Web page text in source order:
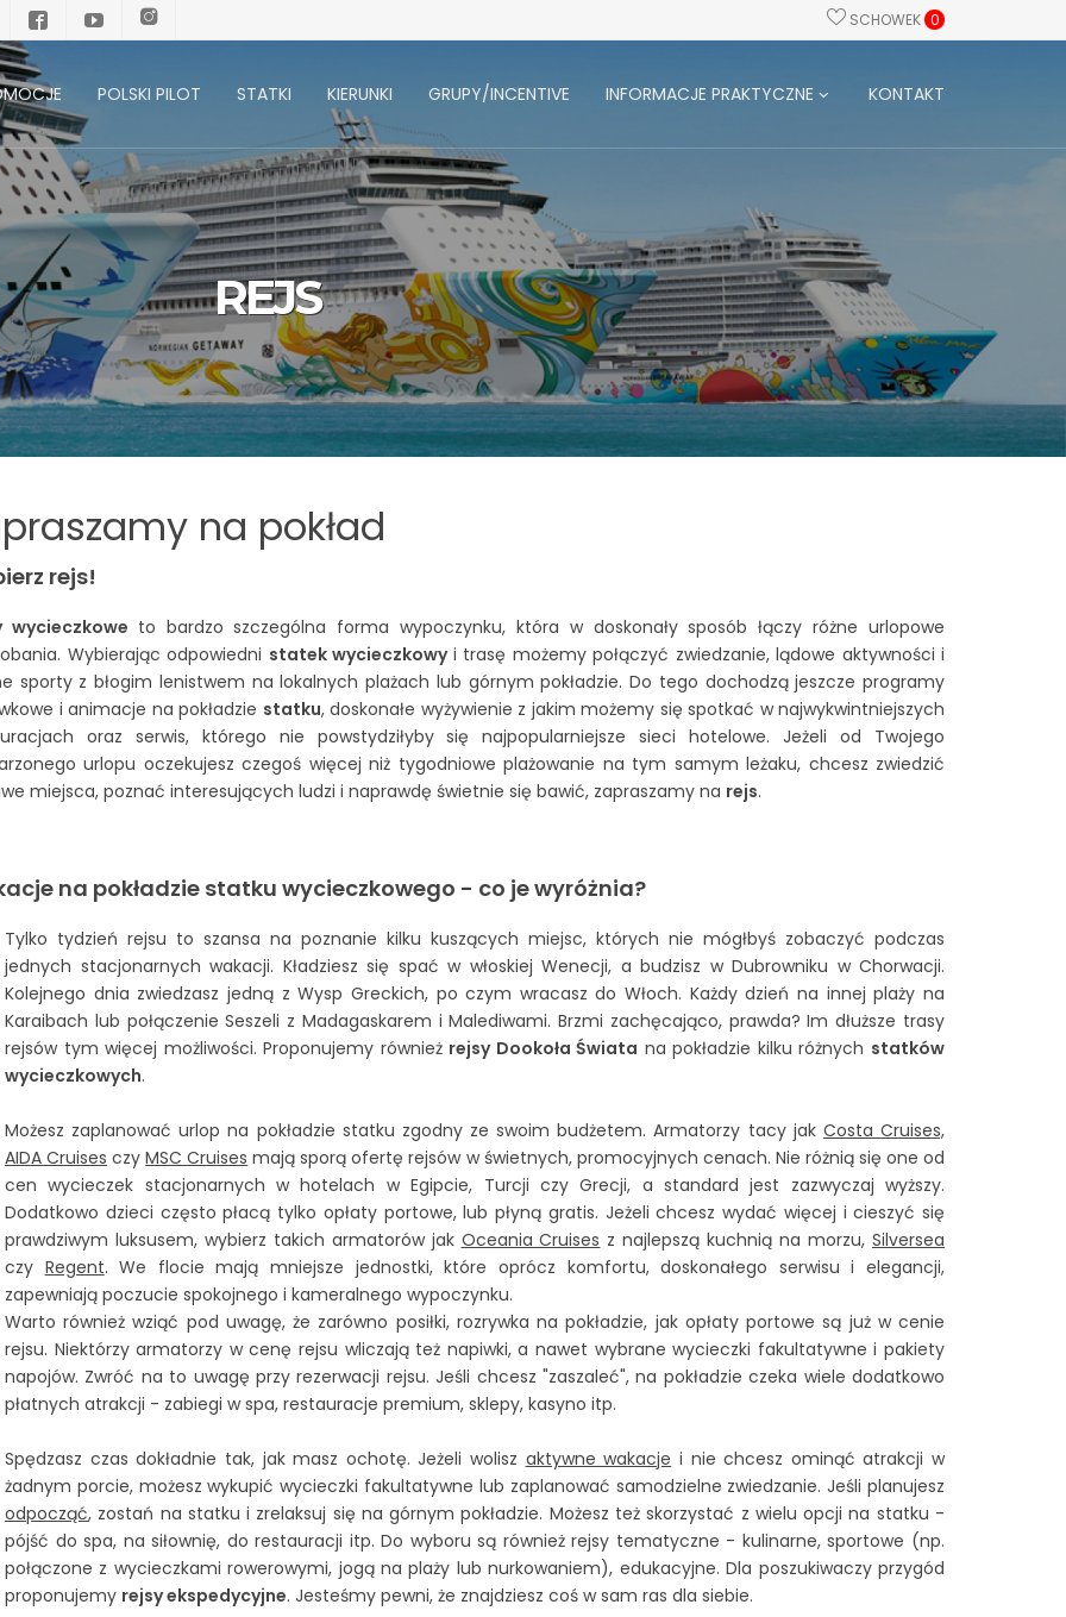
SCHOWEK 0
POLSKI PILOT STATKI KIERUNKI GRUPY/INCENTIVE INFORMACJE PRAKTYCZNE KONTAKT
REJS
na pokład
rejs!
wycieczkowe to bardzo szczególna forma wypoczynku, która w doskonały sposób łączy różne urlopowe
Wybierając odpowiedni statek wycieczkowy i trasę możemy połączyć zwiedzanie, lądowe aktywności i
sporty z błogim lenistwem na lokalnych plażach lub górnym pokładzie. Do tego dochodzą jeszcze programy
i animacje na pokładzie statku, doskonałe wyżywienie z jakim możemy się spotkać w najwykwintniejszych
oraz serwis, którego nie powstydziłyby się najpopularniejsze sieci hotelowe. Jeżeli od Twojego
urlopu oczekujesz czegoś więcej niż tygodniowe plażowanie na tym samym leżaku, chcesz zwiedzić
miejsca, poznać interesujących ludzi i naprawdę świetnie się bawić, zapraszamy na rejs.
na pokładzie statku wycieczkowego - co je wyróżnia?
Tylko tydzień rejsu to szansa na poznanie kilku kuszących miejsc, których nie mógłbyś zobaczyć podczas
jednych stacjonarnych wakacji. Kładziesz się spać w włoskiej Wenecji, a budzisz w Dubrowniku w Chorwacji.
Kolejnego dnia zwiedzasz jedną z Wysp Greckich, po czym wracasz do Włoch. Każdy dzień na innej plaży na
Karaibach lub połączenie Seszeli z Madagaskarem i Malediwami. Brzmi zachęcająco, prawda? Im dłuższe trasy
rejsów tym więcej możliwości. Proponujemy również rejsy Dookoła Świata na pokładzie kilku różnych statków
wycieczkowych.
Możesz zaplanować urlop na pokładzie statku zgodny ze swoim budżetem. Armatorzy tacy jak Costa Cruises,
AIDA Cruises czyMSC Cruises mają sporą ofertę rejsów w świetnych, promocyjnych cenach. Nie różnią się one od
cen wycieczek stacjonarnych w hotelach w Egipcie, Turcji czy Grecji, a standard jest zazwyczaj wyższy.
Dodatkowo dzieci często płacą tylko opłaty portowe, lub płyną gratis. Jeżeli chcesz wydać więcej i cieszyć się
prawdziwym luksusem, wybierz takich armatorów jak Oceania Cruises z najlepszą kuchnią na morzu,Silversea
czy Regent. We flocie mają mniejsze jednostki, które oprócz komfortu, doskonałego serwisu i elegancji,
zapewniają poczucie spokojnego i kameralnego wypoczynku.
Warto również wziąć pod uwagę, że zarówno posiłki, rozrywka na pokładzie, jak opłaty portowe są już w cenie
rejsu. Niektórzy armatorzy w cenę rejsu wliczają też napiwki, a nawet wybrane wycieczki fakultatywne i pakiety
napojów. Zwróć na to uwagę przy rezerwacji rejsu. Jeśli chcesz "zaszaleć", na pokładzie czeka wiele dodatkowo
płatnych atrakcji - zabiegi w spa, restauracje premium, sklepy, kasyno itp.
Spędzasz czas dokładnie tak, jak masz ochotę. Jeżeli wolisz aktywne wakacje i nie chcesz ominąć atrakcji w
żadnym porcie, możesz wykupić wycieczki fakultatywne lub zaplanować samodzielne zwiedzanie. Jeśli planujesz
odpocząć, zostań na statku i zrelaksuj się na górnym pokładzie. Możesz też skorzystać z wielu opcji na statku -
pójść do spa, na siłownię, do restauracji itp. Do wyboru są również rejsy tematyczne - kulinarne, sportowe (np.
połączone z wycieczkami rowerowymi, jogą na plaży lub nurkowaniem), edukacyjne. Dla poszukiwaczy przygód
proponujemy rejsy ekspedycyjne. Jesteśmy pewni, że znajdziesz coś w sam ras dla siebie.